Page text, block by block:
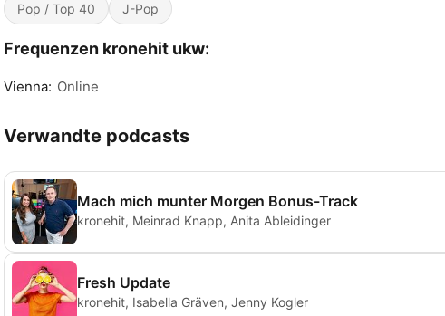
Pop / Top 40 J-Pop
Frequenzen kronehit ukw:
Vienna: Online
Verwandte podcasts
Mach mich munter Morgen Bonus-Track
kronehit, Meinrad Knapp, Anita Ableidinger
Fresh Update
kronehit, Isabella Gräven, Jenny Kogler